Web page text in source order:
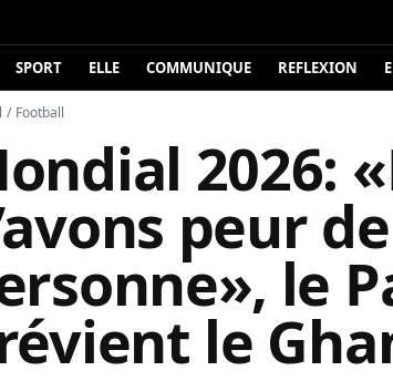
SPORT ELLE COMMUNIQUE REFLEXION
/ Football
2026:
peur de
le
le